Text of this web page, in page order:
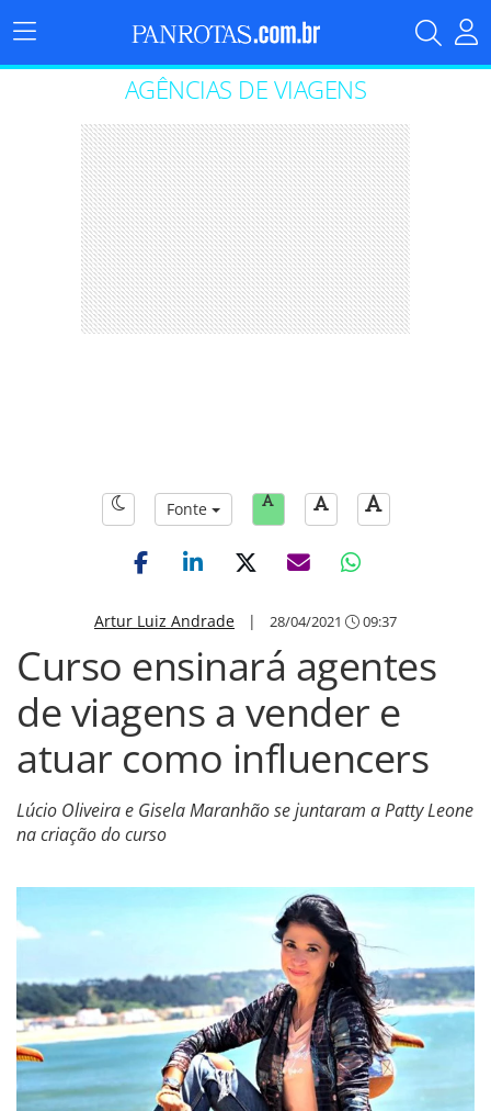
Menu
Principal
AGÊNCIAS DE VIAGENS
Fonte
Artur Luiz Andrade | 28/04/2021 09:37
Curso ensinará agentes
de viagens a vender e
atuar como influencers
Lúcio Oliveira e Gisela Maranhão se juntaram a Patty Leone
na criação do curso